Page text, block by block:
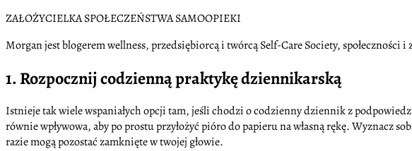
ZAŁOŻYCIELKA SPOŁECZEŃSTWA SAMOOPIEKI
Morgan jest blogerem wellness, przedsiębiorcą i twórcą Self-Care Society,
1. Rozpocznij codzienną praktykę dziennikarską
Istnieje tak wiele wspaniałych opcji tam, jeśli chodzi o codzienny dziennik z
równie wpływowa, aby po prostu przyłożyć pióro do papieru na własną rękę.
razie mogą pozostać zamknięte w twojej głowie.